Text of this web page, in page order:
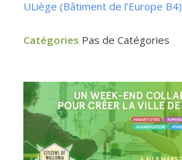
ULiège (Bâtiment de l’Europe B4)
Catégories Pas de Catégories